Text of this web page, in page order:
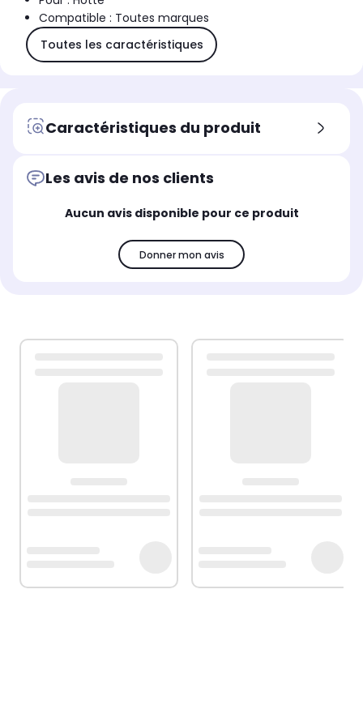
Compatible : Toutes marques
Toutes les caractéristiques
Caractéristiques du produit
Les avis de nos clients
Aucun avis disponible pour ce produit
Donner mon avis